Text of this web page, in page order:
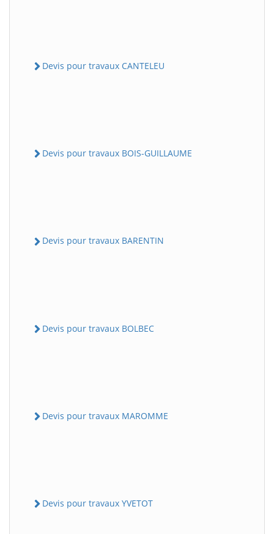
Devis pour travaux CANTELEU
Devis pour travaux BOIS-GUILLAUME
Devis pour travaux BARENTIN
Devis pour travaux BOLBEC
Devis pour travaux MAROMME
Devis pour travaux YVETOT